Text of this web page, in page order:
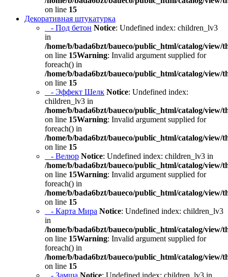
on line 15
Декоративная штукатурка
- Под бетон Notice: Undefined index: children_lv3
in
/home/b/bada6bzt/baueco/public_html/catalog/view/
on line 15Warning: Invalid argument supplied for
foreach() in
/home/b/bada6bzt/baueco/public_html/catalog/view/
on line 15
- Эффект Шелк Notice: Undefined index:
children_lv3 in
/home/b/bada6bzt/baueco/public_html/catalog/view/
on line 15Warning: Invalid argument supplied for
foreach() in
/home/b/bada6bzt/baueco/public_html/catalog/view/
on line 15
- Велюр Notice: Undefined index: children_lv3 in
/home/b/bada6bzt/baueco/public_html/catalog/view/
on line 15Warning: Invalid argument supplied for
foreach() in
/home/b/bada6bzt/baueco/public_html/catalog/view/
on line 15
- Карта Мира Notice: Undefined index: children_lv3
in
/home/b/bada6bzt/baueco/public_html/catalog/view/
on line 15Warning: Invalid argument supplied for
foreach() in
/home/b/bada6bzt/baueco/public_html/catalog/view/
on line 15
- Замша Notice: Undefined index: children_lv3 in